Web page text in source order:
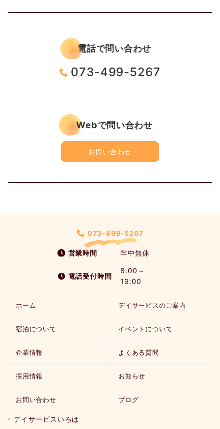
電話で問い合わせ
073-499-5267
Webで問い合わせ
お問い合わせ
073-499-5267
営業時間 年中無休
電話受付時間
8:00～
19:00
ホーム デイサービスのご案内
宿泊について イベントについて
企業情報 よくある質問
採用情報 お知らせ
お問い合わせ ブログ
デイサービスいろは